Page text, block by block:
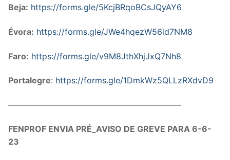
2º/3º CEB / SECUNDÁRIO
Beja: https://forms.gle/5KcjBRqoBCsJQyAY6
Évora: https://forms.gle/JWe4hqezW56id7NM8
Faro: https://forms.gle/v9M8JthXhjJxQ7Nh8
Portalegre: https://forms.gle/1DmkWz5QLLzRXdvD9
—————————————————————
FENPROF ENVIA PRÉ_AVISO DE GREVE PARA 6-6-
23